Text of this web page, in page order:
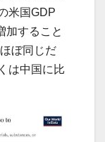
米国GDP
加すること
ぼ同じだ
は中国に比